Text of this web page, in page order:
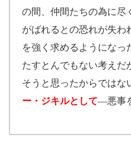
の間、仲間たちの為に尽
がばれるとの恐れが失わ
を強く求めるようにな
たすとんでもない考え
そうと思ったからではな
ー・ジキルとして―悪事